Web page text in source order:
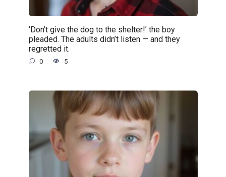
‘Don’t give the dog to the shelter!’ the boy
pleaded. The adults didn’t listen — and they
regretted it.
0 5